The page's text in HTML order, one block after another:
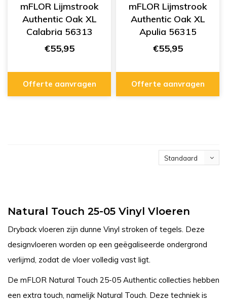
mFLOR Lijmstrook
Authentic Oak XL
Calabria 56313
€55,95
Offerte aanvragen
mFLOR Lijmstrook
Authentic Oak XL
Apulia 56315
€55,95
Offerte aanvragen
Standaard
Natural Touch 25-05 Vinyl Vloeren
Dryback vloeren zijn dunne Vinyl stroken of tegels. Deze
designvloeren worden op een geëgaliseerde ondergrond
verlijmd, zodat de vloer volledig vast ligt.
De mFLOR Natural Touch 25-05 Authentic collecties hebben
een extra touch, namelijk Natural Touch. Deze techniek is